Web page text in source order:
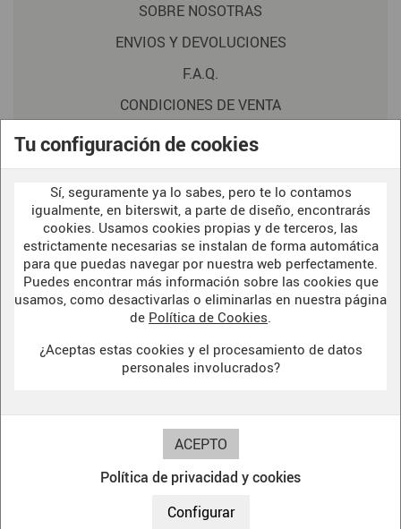
Tu configuración de cookies
Sí, seguramente ya lo sabes, pero te lo contamos
igualmente, en biterswit, a parte de diseño, encontrarás
cookies. Usamos cookies propias y de terceros, las
estrictamente necesarias se instalan de forma automática
para que puedas navegar por nuestra web perfectamente.
Puedes encontrar más información sobre las cookies que
usamos, como desactivarlas o eliminarlas en nuestra página
de Política de Cookies.
¿Aceptas estas cookies y el procesamiento de datos
personales involucrados?
Política de privacidad y cookies
SOBRE NOSOTRAS
ENVIOS Y DEVOLUCIONES
F.A.Q.
CONDICIONES DE VENTA
POLITICA DE PRIVACIDAD
AVISO LEGAL
POLÍTICA DE COOKIES
WELCOME TO OUR
DARK SIDE
BITERSWIT STUDIO
DARK SIDE